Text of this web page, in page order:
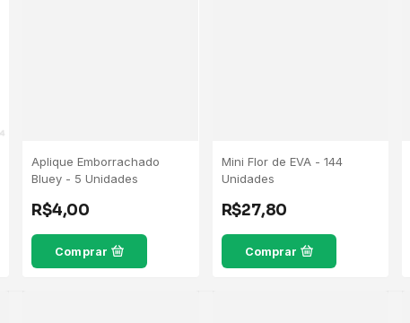
Aplique Emborrachado
Bluey - 5 Unidades
R$4,00
Comprar
Mini Flor de EVA - 144
Unidades
R$27,80
Comprar